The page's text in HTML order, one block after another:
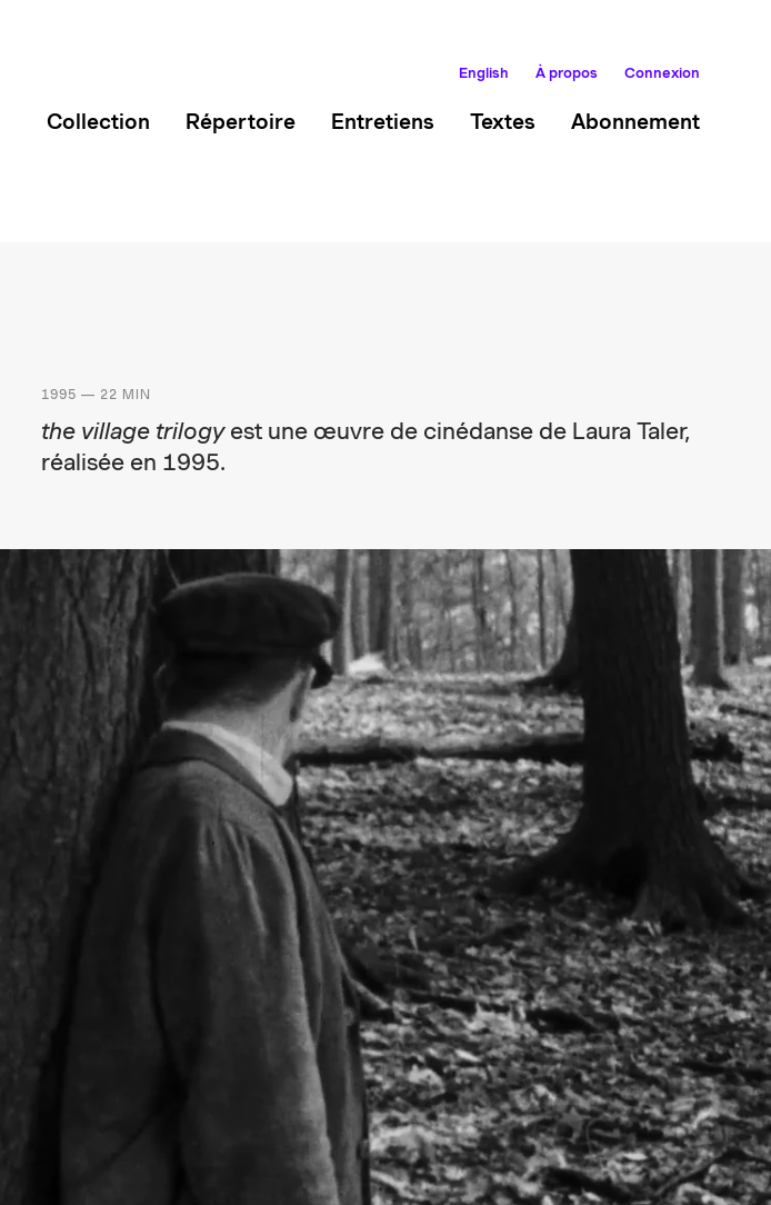
English À propos Connexion
Collection Répertoire Entretiens Textes Abonnement
1995 — 22 MIN
the village trilogyest une œuvre de cinédanse de Laura Taler,
réalisée en 1995.